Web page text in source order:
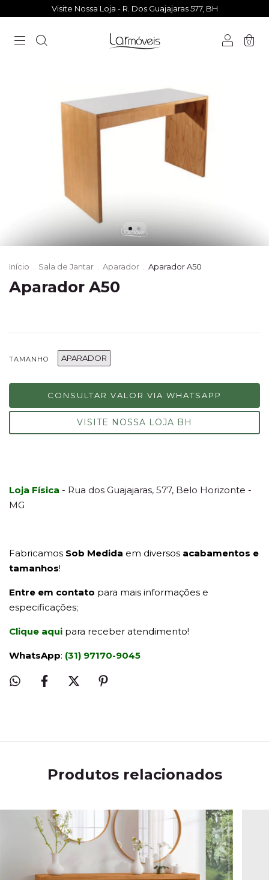
Visite Nossa Loja - R. Dos Guajajaras 577, BH
0
Início Sala de Jantar Aparador Aparador A50
Aparador A50
TAMANHO APARADOR
CONSULTAR VALOR VIA WHATSAPP
VISITE NOSSA LOJA BH
Loja Física - Rua dos Guajajaras, 577, Belo Horizonte -
MG
Fabricamos Sob Medida em diversos acabamentos e
tamanhos!
Entre em contato para mais informações e
especificações;
Clique aqui para receber atendimento!
WhatsApp: (31) 97170-9045
Produtos relacionados